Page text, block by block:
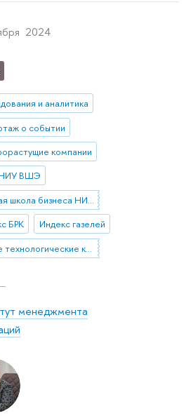
2024
и аналитика
о событии
компании
ВШЭ
Высшая школа бизнеса НИУ ВШЭ
БРК
Индекс газелей
малые технологические компании (МТК)
менеджмента